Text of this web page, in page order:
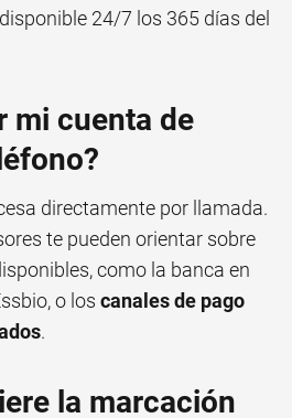
24/7 los 365 días del
mi cuenta de
directamente por llamada.
te pueden orientar sobre
como la banca en
o los canales de pago
.
la marcación